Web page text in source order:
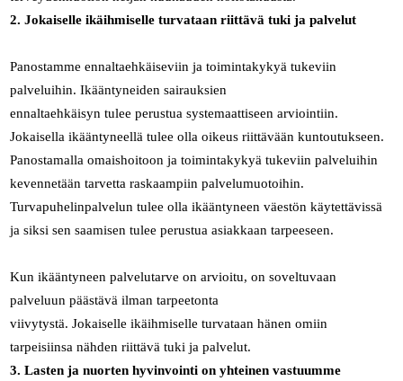
2. Jokaiselle ikäihmiselle turvataan riittävä tuki ja palvelut
Panostamme ennaltaehkäiseviin ja toimintakykyä tukeviin
palveluihin. Ikääntyneiden sairauksien
ennaltaehkäisyn tulee perustua systemaattiseen arviointiin.
Jokaisella ikääntyneellä tulee olla oikeus riittävään kuntoutukseen.
Panostamalla omaishoitoon ja toimintakykyä tukeviin palveluihin
kevennetään tarvetta raskaampiin palvelumuotoihin.
Turvapuhelinpalvelun tulee olla ikääntyneen väestön käytettävissä
ja siksi sen saamisen tulee perustua asiakkaan tarpeeseen.
Kun ikääntyneen palvelutarve on arvioitu, on soveltuvaan
palveluun päästävä ilman tarpeetonta
viivytystä. Jokaiselle ikäihmiselle turvataan hänen omiin
tarpeisiinsa nähden riittävä tuki ja palvelut.
3. Lasten ja nuorten hyvinvointi on yhteinen vastuumme